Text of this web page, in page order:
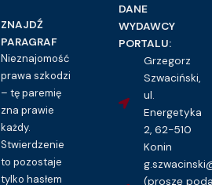
ZNAJDŹ
PARAGRAF
Nieznajomość
prawa szkodzi
– tę paremię
zna prawie
każdy.
Stwierdzenie
to pozostaje
tylko hasłem
DANE
WYDAWCY
PORTALU:
Grzegorz
Szwaciński,
ul.
Energetyka
2, 62-510
Konin
(proszę